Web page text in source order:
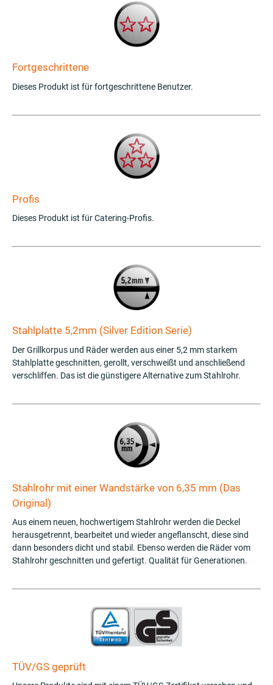
Fortgeschrittene
Dieses Produkt ist für fortgeschrittene Benutzer.
Profis
Dieses Produkt ist für Catering-Profis.
Stahlplatte 5,2mm (Silver Edition Serie)
Der Grillkorpus und Räder werden aus einer 5,2 mm starkem
Stahlplatte geschnitten, gerollt, verschweißt und anschließend
verschliffen. Das ist die günstigere Alternative zum Stahlrohr.
Stahlrohr mit einer Wandstärke von 6,35 mm (Das
Original)
Aus einem neuen, hochwertigem Stahlrohr werden die Deckel
herausgetrennt, bearbeitet und wieder angeflanscht, diese sind
dann besonders dicht und stabil. Ebenso werden die Räder vom
Stahlrohr geschnitten und gefertigt. Qualität für Generationen.
TÜV/GS geprüft